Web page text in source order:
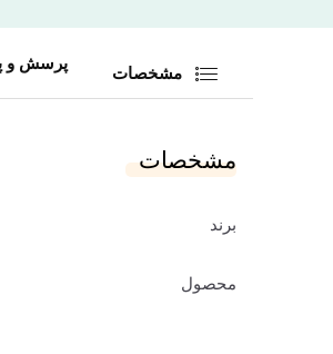
مشخصات
پرسش و
مشخصات
برند
محصول